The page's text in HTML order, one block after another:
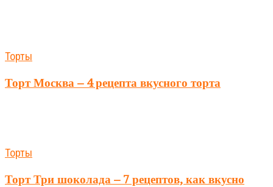
Торты
Торт Москва – 4 рецепта вкусного торта
Торты
Торт Три шоколада – 7 рецептов, как вкусно